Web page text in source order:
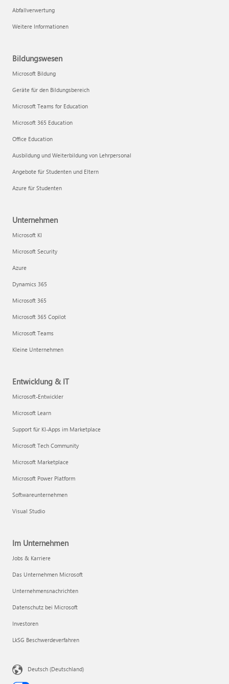
Abfallverwertung
Weitere Informationen
Bildungswesen
Microsoft Bildung
Geräte für den Bildungsbereich
Microsoft Teams for Education
Microsoft 365 Education
Office Education
Ausbildung und Weiterbildung von Lehrpersonal
Angebote für Studenten und Eltern
Azure für Studenten
Unternehmen
Microsoft KI
Microsoft Security
Azure
Dynamics 365
Microsoft 365
Microsoft 365 Copilot
Microsoft Teams
Kleine Unternehmen
Entwicklung & IT
Microsoft-Entwickler
Microsoft Learn
Support für KI-Apps im Marketplace
Microsoft Tech Community
Microsoft Marketplace
Microsoft Power Platform
Softwareunternehmen
Visual Studio
Im Unternehmen
Jobs & Karriere
Das Unternehmen Microsoft
Unternehmensnachrichten
Datenschutz bei Microsoft
Investoren
LkSG Beschwerdeverfahren
Deutsch (Deutschland)